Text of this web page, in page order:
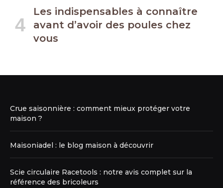
Les indispensables à connaître
avant d’avoir des poules chez
vous
Crue saisonnière : comment mieux protéger votre
maison ?
Maisoniadel : le blog maison à découvrir
Scie circulaire Racetools : notre avis complet sur la
référence des bricoleurs